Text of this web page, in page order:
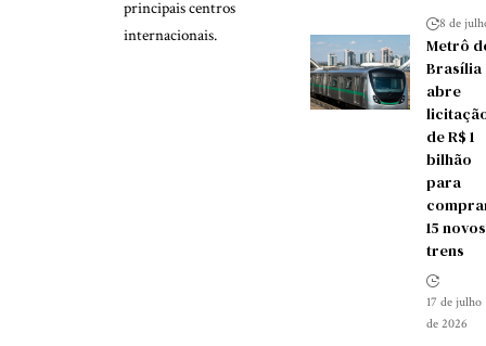
principais centros
internacionais.
8 de
Metrô
Brasília
abre
de R$ 1
bilhão
para
15 novos
trens
17 de julho
de 2026